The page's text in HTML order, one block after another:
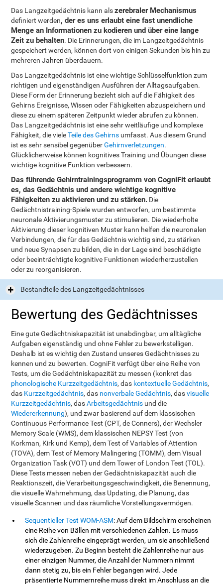
Das Langzeitgedächtnis kann alszerebraler Mechanismus
definiert werden, der es uns erlaubt eine fast unendliche
Menge an Informationen zu kodieren und über eine lange
Zeit zu behalten. Die Erinnerungen, die im Langzeitgedächtnis
gespeichert werden, können dort von einigen Sekunden bis hin zu
mehreren Jahren überdauern.
Das Langzeitgedächtnis ist eine wichtige Schlüsselfunktion zum
richtigen und eigenständigen Ausführen der Alltagsaufgaben.
Diese Form der Erinnerung bezieht sich auf die Fähigkeit des
Gehirns Ereignisse, Wissen oder Fähigkeiten abzuspeichern und
diese zu einem späteren Zeitpunkt wieder abrufen zu können.
Das Langzeitgedächtnis ist eine sehr weitläufige und komplexe
Fähigkeit, die vieleTeile des Gehirns umfasst. Aus diesem Grund
ist es sehr sensibel gegenüberGehirnverletzungen.
Glücklicherweise können kognitives Training und Übungen diese
wichtige kognitive Funktion verbessern.
Das führende Gehirntrainingsprogramm von CogniFit erlaubt
es, das Gedächtnis und andere wichtige kognitive
Fähigkeiten zu aktivieren und zu stärken. Die
Gedächtnistraining-Spiele wurden entworfen, um bestimmte
neuronale Aktivierungsmuster zu stimulieren. Die wiederholte
Aktivierung dieser kognitiven Muster kann helfen die neuronalen
Verbindungen, die für das Gedächtnis wichtig sind, zu stärken
und neue Synapsen zu bilden, die in der Lage sind beschädigte
oder beeinträchtigte kognitive Funktionen wiederherzustellen
oder zu reorganisieren.
Bestandteile des Langzeitgedächtnisses
Bewertung des Gedächtnisses
Eine gute Gedächtniskapazität ist unabdingbar, um alltägliche
Aufgaben eigenständig und ohne Fehler zu bewerkstelligen.
Deshalb ist es wichtig den Zustand unseres Gedächtnisses zu
kennen und zu bewerten. CogniFit verfügt über eine Reihe von
Tests, um die Gedächtniskapazität zu messen (konkret das
phonologische Kurzzeitgedächtnis, das kontextuelle Gedächtnis,
das Kurzzeitgedächtnis, das nonverbale Gedächtnis, dasvisuelle
Kurzzeitgedächtnis, dasArbeitsgedächtnis und die
Wiedererkennung), und zwar basierend auf dem klassischen
Continuous Performance Test (CPT, de Conners), der Wechsler
Memory Scale (WMS), dem klassischen NEPSY Test (von
Korkman, Kirk und Kemp), dem Test of Variables of Attention
(TOVA), dem Test of Memory Malingering (TOMM), dem Visual
Organization Task (VOT) und dem Tower of London Test (TOL).
Diese Tests messen neben der Gedächtniskapazität auch die
Reaktionszeit, die Verarbeitungsgeschwindigkeit, die Benennung,
die visuelle Wahrnehmung, das Updating, die Planung, das
visuelle Scannen und das räumliche Vorstellungsvermögen.
Sequentieller Test WOM-ASM: Auf dem Bildschirm erscheinen
eine Reihe von Bällen mit verschiedenen Zahlen. Es muss
sich die Zahlenreihe eingeprägt werden, um sie anschließend
wiederzugeben. Zu Beginn besteht die Zahlenreihe nur aus
einer einzigen Nummer, die Anzahl der Nummern nimmt
dann stetig zu, bis ein Fehler begangen wird. Jede
präsentierte Nummernreihe muss direkt im Anschluss an die